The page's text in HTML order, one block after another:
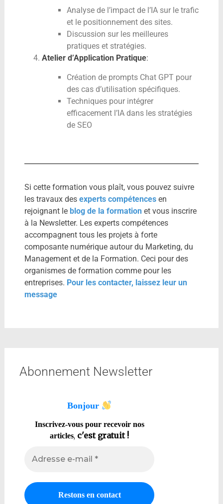
Analyse de l’impact de l’IA sur le trafic
et le positionnement des sites.
Discussion sur les meilleures
pratiques et stratégies.
Atelier d’Application Pratique:
Création de prompts Chat GPT pour
des cas d’utilisation spécifiques.
Techniques pour intégrer
efficacement l’IA dans les stratégies
de SEO
Si cette formation vous plaît, vous pouvez suivre
les travaux des experts compétencesen
rejoignant le blog de la formation et vous inscrire
à la Newsletter. Les experts compétences
accompagnent tous les projets à forte
composante numérique autour du Marketing, du
Management et de la Formation. Ceci pour des
organismes de formation comme pour les
entreprises. Pour les contacter, laissez leur un
message
Abonnement Newsletter
Bonjour
Inscrivez-vous pour recevoir nos
articles, c'est gratuit !